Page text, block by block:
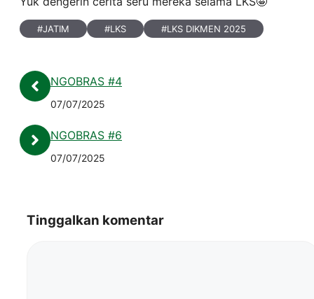
#JATIM #LKS #LKS DIKMEN 2025
NGOBRAS #4
07/07/2025
NGOBRAS #6
07/07/2025
Tinggalkan komentar